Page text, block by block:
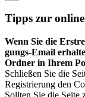
Tipps zur
Wenn Sie die
gungs-Email
Ordner in Ihrem
Schließen Sie die
Registrierung den
Sollten Sie die Seite